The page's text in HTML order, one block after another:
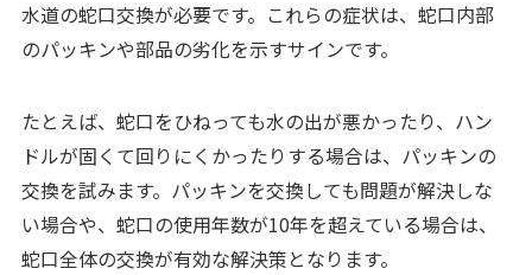
水道の蛇口交換が必要です。これらの症状は、蛇口内部
のパッキンや部品の劣化を示すサインです。
たとえば、蛇口をひねっても水の出が悪かったり、ハン
ドルが固くて回りにくかったりする場合は、パッキンの
交換を試みます。パッキンを交換しても問題が解決しな
い場合や、蛇口の使用年数が10年を超えている場合は、
蛇口全体の交換が有効な解決策となります。